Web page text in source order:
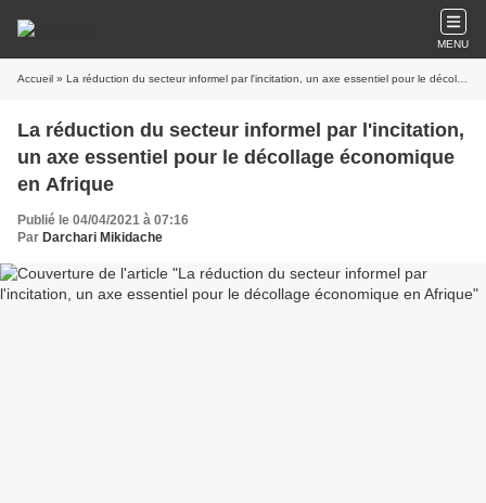
MENU
Accueil » La réduction du secteur informel par l'incitation, un axe essentiel pour le décollage économique en Afrique
La réduction du secteur informel par l'incitation,
un axe essentiel pour le décollage économique
en Afrique
Publié le 04/04/2021 à 07:16
Par Darchari Mikidache